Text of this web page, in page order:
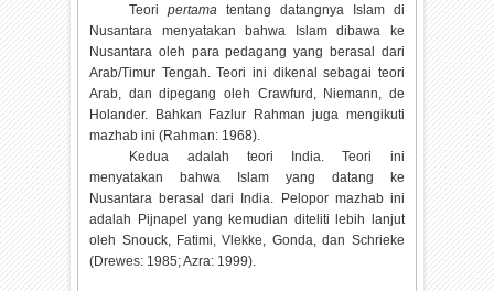
Teoripertamatentang datangnya Islam di
Nusantara menyatakan bahwa Islam dibawa ke
Nusantara oleh para pedagang yang berasal dari
Arab/Timur Tengah. Teori ini dikenal sebagai teori
Arab, dan dipegang oleh Crawfurd, Niemann, de
Holander. Bahkan Fazlur Rahman juga mengikuti
mazhab ini (Rahman: 1968).
Kedua adalah teori India. Teori ini
menyatakan bahwa Islam yang datang ke
Nusantara berasal dari
India. Pelopor mazhab ini
adalah Pijnapel yang kemudian diteliti lebih lanjut
oleh Snouck, Fatimi, Vlekke, Gonda, dan Schrieke
(Drewes: 1985; Azra: 1999).